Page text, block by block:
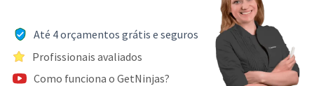
Até 4 orçamentos grátis e seguros
Profissionais avaliados
Como funciona o GetNinjas?